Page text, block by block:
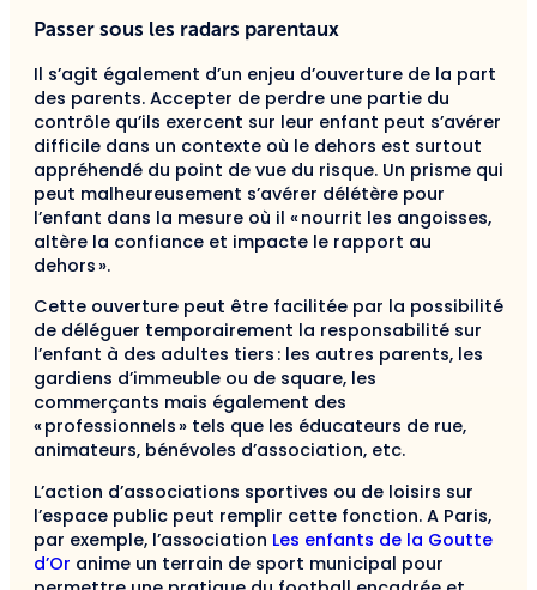
Passer sous les radars parentaux
Il s’agit également d’un enjeu d’ouverture de la part
des parents. Accepter de perdre une partie du
contrôle qu’ils exercent sur leur enfant peut s’avérer
difficile dans un contexte où le dehors est surtout
appréhendé du point de vue du risque. Un prisme qui
peut malheureusement s’avérer délétère pour
l’enfant dans la mesure où il « nourrit les angoisses,
altère la confiance et impacte le rapport au
dehors ».
Cette ouverture peut être facilitée par la possibilité
de déléguer temporairement la responsabilité sur
l’enfant à des adultes tiers : les autres parents, les
gardiens d’immeuble ou de square, les
commerçants mais également des
« professionnels » tels que les éducateurs de rue,
animateurs, bénévoles d’association, etc.
L’action d’associations sportives ou de loisirs sur
l’espace public peut remplir cette fonction. A Paris,
par exemple, l’association Les enfants de la Goutte
d’Or anime un terrain de sport municipal pour